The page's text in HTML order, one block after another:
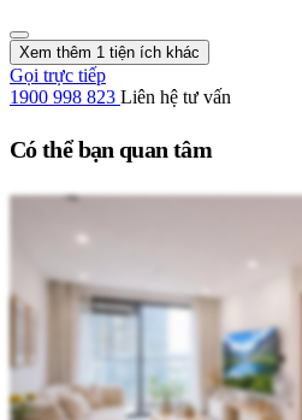
Xem thêm 1 tiện ích khác
Gọi trực tiếp
1900 998 823 Liên hệ tư vấn
Có thể bạn quan tâm